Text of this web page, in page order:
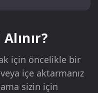
için öncelikle bir
içe aktarmanız
sizin için